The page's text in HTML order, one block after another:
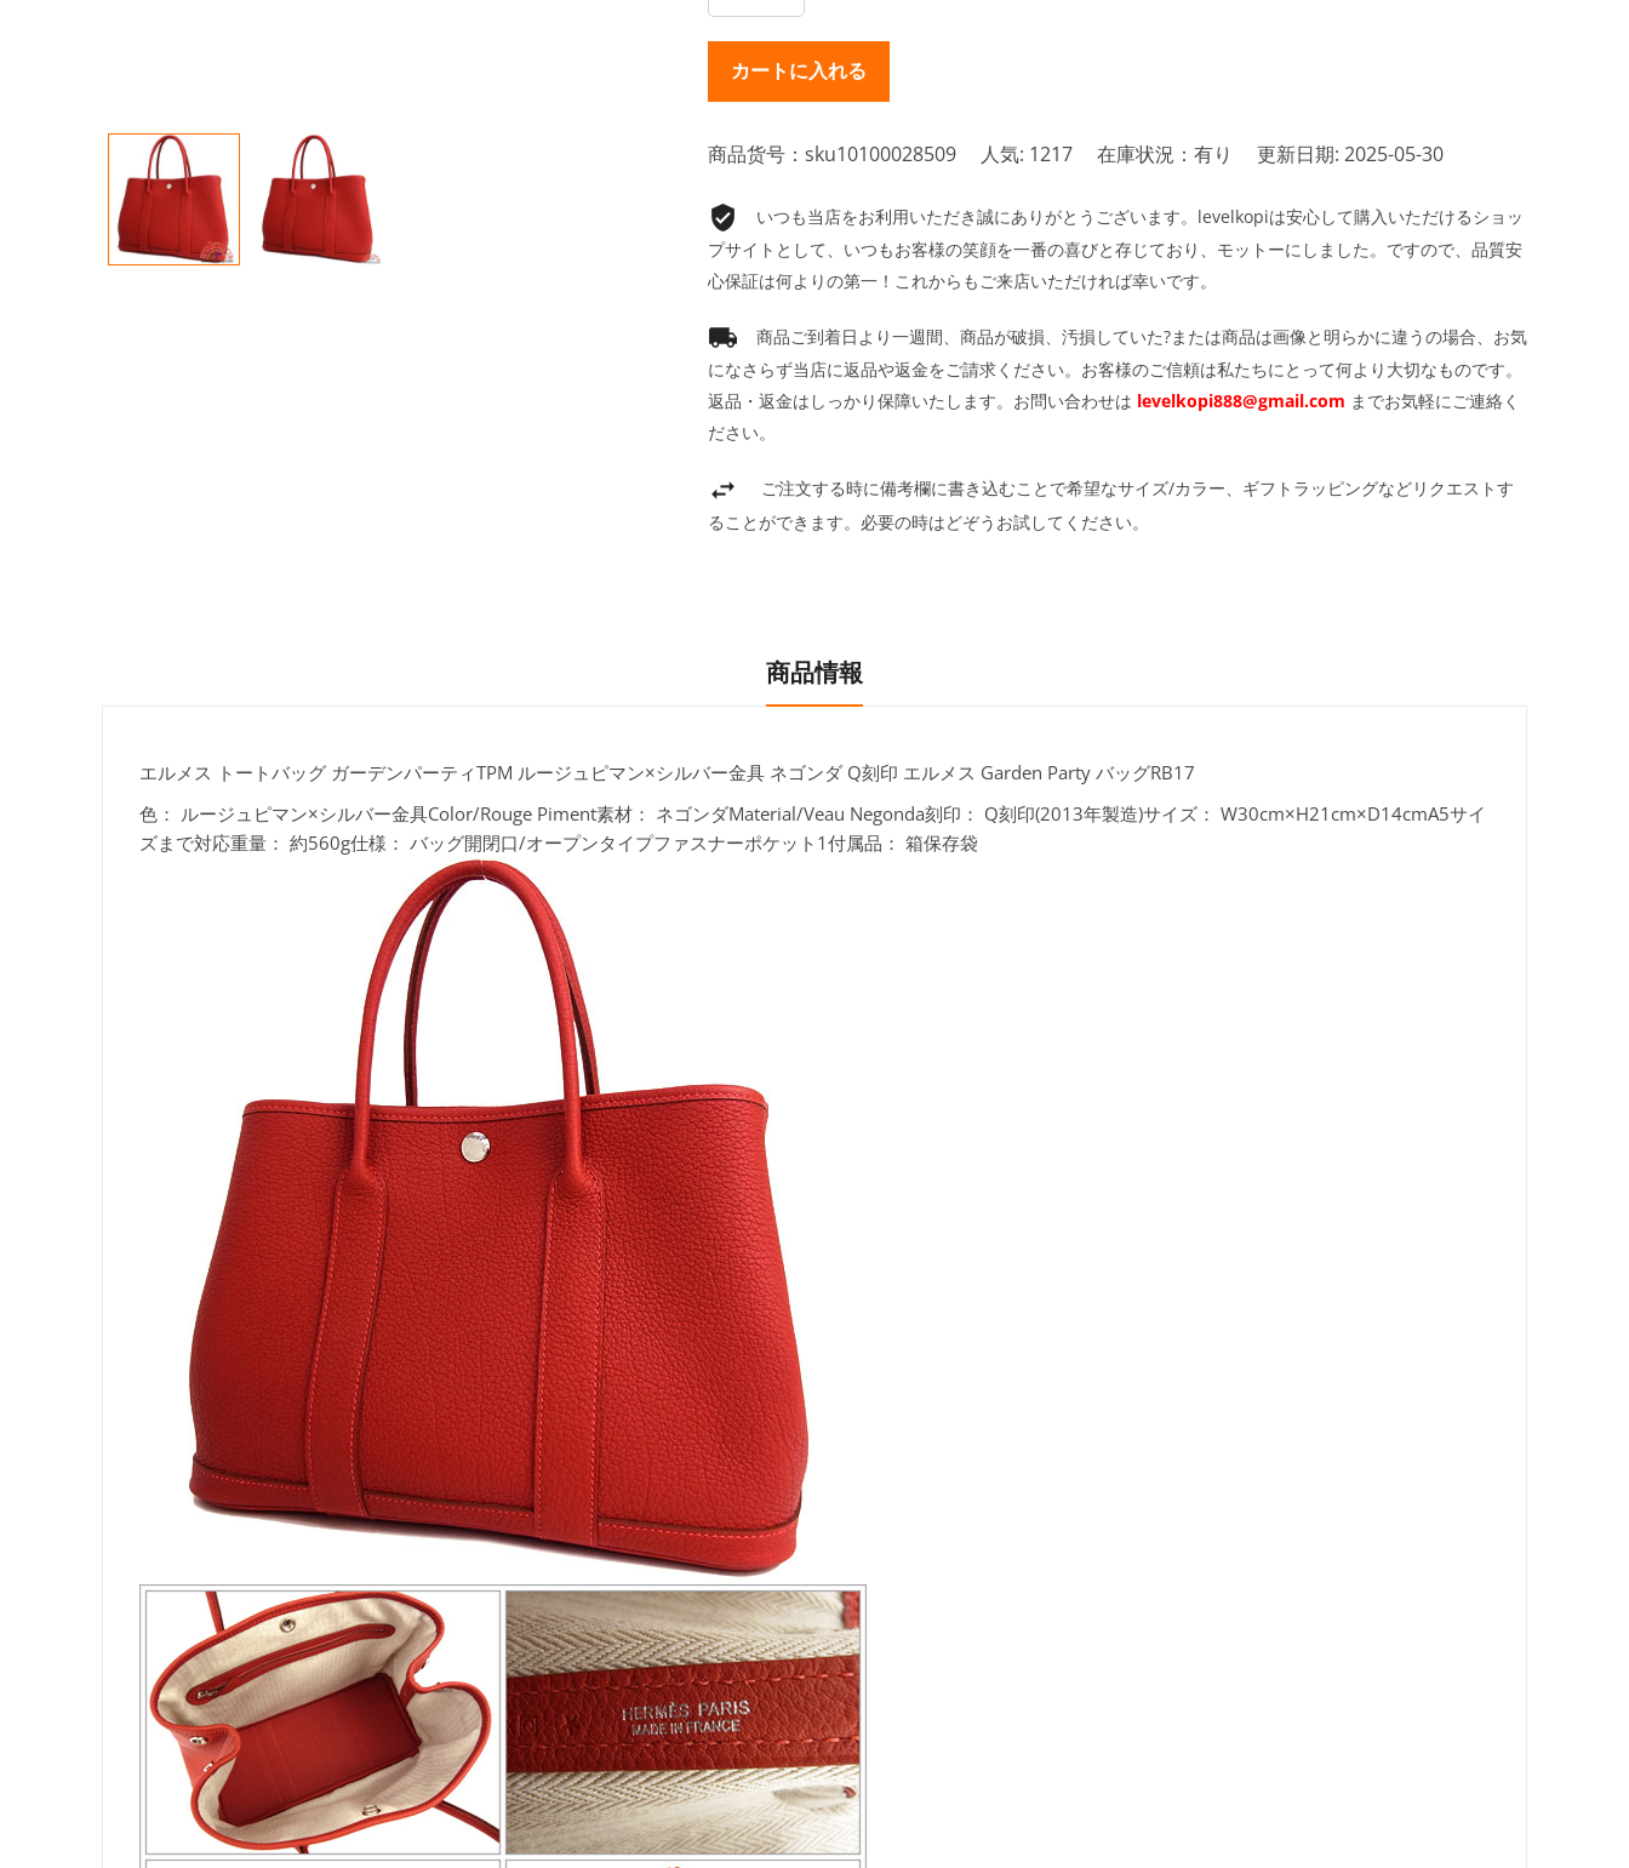
商品货号：sku10100028509 人気: 1217 在庫状況：有り 更新日期: 2025-05-30
いつも当店をお利用いただき誠にありがとうございます。levelkopiは安心して購入いただけるショッ
プサイトとして、いつもお客様の笑顔を一番の喜びと存じており、モットーにしました。ですので、品質安
心保証は何よりの第一！これからもご来店いただければ幸いです。
商品ご到着日より一週間、商品が破損、汚損していた?または商品は画像と明らかに違うの場合、お気
になさらず当店に返品や返金をご請求ください。お客様のご信頼は私たちにとって何より大切なものです。
返品・返金はしっかり保障いたします。お問い合わせは levelkopi888@gmail.com までお気軽にご連絡く
ださい。
ご注文する時に備考欄に書き込むことで希望なサイズ/カラー、ギフトラッピングなどリクエストす
ることができます。必要の時はどぞうお試してください。
商品情報
エルメス トートバッグ ガーデンパーティTPM ルージュピマン×シルバー金具 ネゴンダ Q刻印 エルメス Garden Party バッグRB17
色： ルージュピマン×シルバー金具Color/Rouge Piment素材： ネゴンダMaterial/Veau Negonda刻印： Q刻印(2013年製造)サイズ： W30cm×H21cm×D14cmA5サイ
ズまで対応重量： 約560g仕様： バッグ開閉口/オープンタイプファスナーポケット1付属品： 箱保存袋